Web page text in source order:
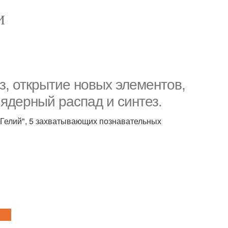
открытие новых элементов,
распад и синтез.
5 захватывающих познавательных